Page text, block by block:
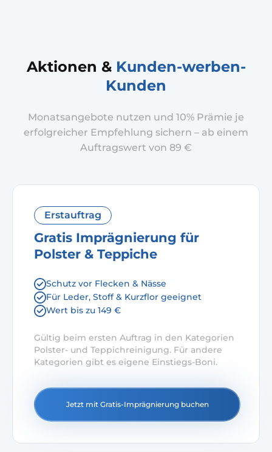
Aktionen & Kunden-werben-
Kunden
Monatsangebote nutzen und 10% Prämie je
erfolgreicher Empfehlung sichern – ab einem
Auftragswert von 89 €
Erstauftrag
Gratis Imprägnierung für
Polster & Teppiche
Schutz vor Flecken & Nässe
Für Leder, Stoff & Kurzflor geeignet
Wert bis zu 149 €
Gültig beim ersten Auftrag in den Kategorien
Polster- und Teppichreinigung. Für andere
Kategorien gibt es eigene Einstiegs-Boni.
Jetzt mit Gratis-Imprägnierung buchen